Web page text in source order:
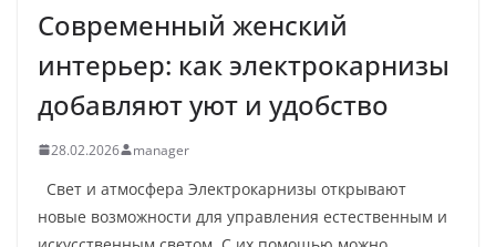
Современный женский
интерьер: как электрокарнизы
добавляют уют и удобство
28.02.2026 manager
Свет и атмосфера Электрокарнизы открывают
новые возможности для управления естественным и